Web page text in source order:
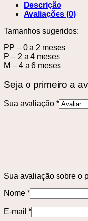
Descrição
Avaliações (0)
Tamanhos sugeridos:
PP – 0 a 2 meses
P – 2 a 4 meses
M – 4 a 6 meses
Seja o primeiro a
Sua avaliação *
Sua avaliação sobre o
Nome *
E-mail *